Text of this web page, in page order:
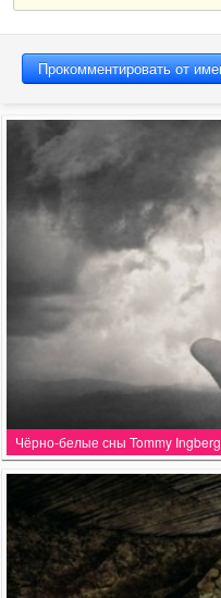
Чёрно-белые сны Tommy Ingberg